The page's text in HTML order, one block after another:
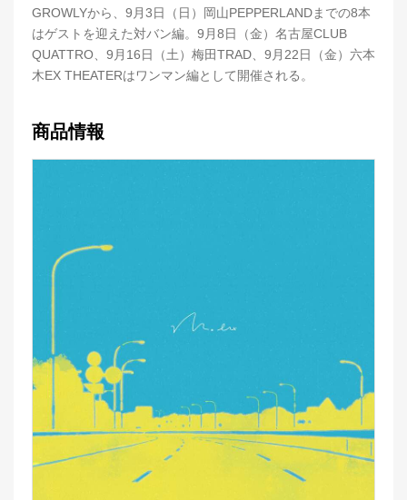
GROWLYから、9月3日（日）岡山PEPPERLANDまでの8本
はゲストを迎えた対バン編。9月8日（金）名古屋CLUB
QUATTRO、9月16日（土）梅田TRAD、9月22日（金）六本
木EX THEATERはワンマン編として開催される。
商品情報